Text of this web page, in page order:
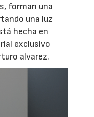
forman una
una luz
hecha en
exclusivo
alvarez.